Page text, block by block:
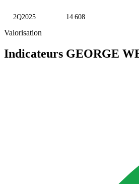
2Q2025 14 608
Valorisation
Indicateurs GEORGE